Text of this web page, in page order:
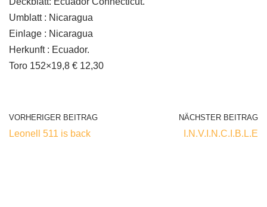
Umblatt : Nicaragua
Einlage : Nicaragua
Herkunft : Ecuador.
Toro 152×19,8 € 12,30
VORHERIGER BEITRAG
Leonell 511 is back
NÄCHSTER BEITRAG
I.N.V.I.N.C.I.B.L.E